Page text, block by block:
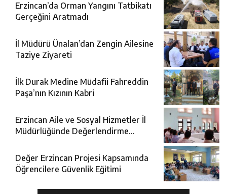
Erzincan’da Orman Yangını Tatbikatı
Gerçeğini Aratmadı
İl Müdürü Ünalan’dan Zengin Ailesine
Taziye Ziyareti
İlk Durak Medine Müdafii Fahreddin
Paşa’nın Kızının Kabri
Erzincan Aile ve Sosyal Hizmetler İl
Müdürlüğünde Değerlendirme
Değer Erzincan Projesi Kapsamında
Öğrencilere Güvenlik Eğitimi